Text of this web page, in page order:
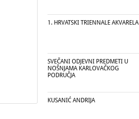
1. HRVATSKI TRIENNALE AKVARELA
SVEČANI ODJEVNI PREDMETI U
NOŠNJAMA KARLOVAČKOG
PODRUČJA
KUSANIĆ ANDRIJA